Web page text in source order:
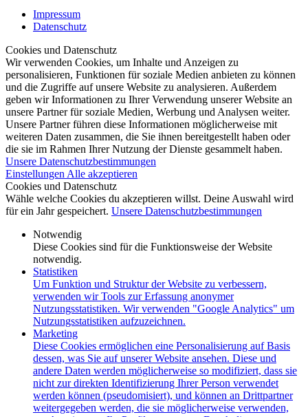
Impressum
Datenschutz
Cookies und Datenschutz
Wir verwenden Cookies, um Inhalte und Anzeigen zu
personalisieren, Funktionen für soziale Medien anbieten zu können
und die Zugriffe auf unsere Website zu analysieren. Außerdem
geben wir Informationen zu Ihrer Verwendung unserer Website an
unsere Partner für soziale Medien, Werbung und Analysen weiter.
Unsere Partner führen diese Informationen möglicherweise mit
weiteren Daten zusammen, die Sie ihnen bereitgestellt haben oder
die sie im Rahmen Ihrer Nutzung der Dienste gesammelt haben.
Unsere Datenschutzbestimmungen
Einstellungen Alle akzeptieren
Cookies und Datenschutz
Wähle welche Cookies du akzeptieren willst. Deine Auswahl wird
für ein Jahr gespeichert. Unsere Datenschutzbestimmungen
Notwendig
Diese Cookies sind für die Funktionsweise der Website
notwendig.
Statistiken
Um Funktion und Struktur der Website zu verbessern,
verwenden wir Tools zur Erfassung anonymer
Nutzungsstatistiken. Wir verwenden "Google Analytics" um
Nutzungsstatistiken aufzuzeichnen.
Marketing
Diese Cookies ermöglichen eine Personalisierung auf Basis
dessen, was Sie auf unserer Website ansehen. Diese und
andere Daten werden möglicherweise so modifiziert, dass sie
nicht zur direkten Identifizierung Ihrer Person verwendet
werden können (pseudomisiert), und können an Drittpartner
weitergegeben werden, die sie möglicherweise verwenden,